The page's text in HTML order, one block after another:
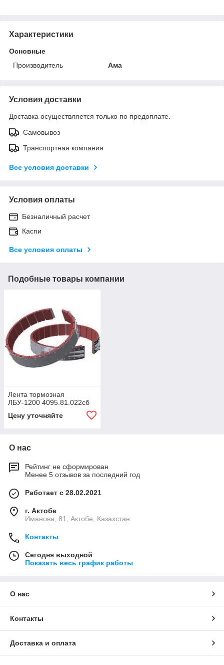
Характеристики
Основные
Производитель
Ама
Условия доставки
Доставка осуществляется только по предоплате.
Самовывоз
Транспортная компания
Все условия доставки
Условия оплаты
Безналичный расчет
Каспи
Все условия оплаты
Подобные товары компании
Лента тормозная
ЛБУ-1200 4095.81.022сб
Цену уточняйте
О нас
Рейтинг не сформирован
Менее 5 отзывов за последний год
Работает с 28.02.2021
г. Актобе
Иманова, 81, Актобе, Казахстан
Контакты
Сегодня выходной
Показать весь график работы
О нас
Контакты
Доставка и оплата